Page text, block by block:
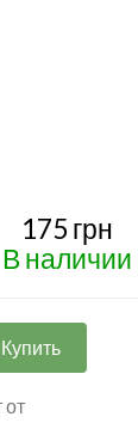
175 грн
В наличии
от